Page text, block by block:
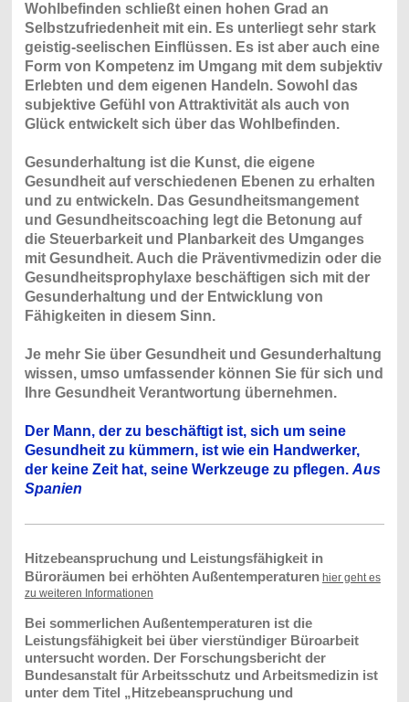
Wohlbefinden schließt einen hohen Grad an
Selbstzufriedenheit mit ein. Es unterliegt sehr stark
geistig-seelischen Einflüssen. Es ist aber auch eine
Form von Kompetenz im Umgang mit dem subjektiv
Erlebten und dem eigenen Handeln. Sowohl das
subjektive Gefühl von Attraktivität als auch von
Glück entwickelt sich über das Wohlbefinden.
Gesunderhaltung ist die Kunst, die eigene
Gesundheit auf verschiedenen Ebenen zu erhalten
und zu entwickeln. Das Gesundheitsmangement
und Gesundheitscoaching legt die Betonung auf
die Steuerbarkeit und Planbarkeit des Umganges
mit Gesundheit. Auch die Präventivmedizin oder die
Gesundheitsprophylaxe beschäftigen sich mit der
Gesunderhaltung und der Entwicklung von
Fähigkeiten in diesem Sinn.
Je mehr Sie über Gesundheit und Gesunderhaltung
wissen, umso umfassender können Sie für sich und
Ihre Gesundheit Verantwortung übernehmen.
Der Mann, der zu beschäftigt ist, sich um seine
Gesundheit zu kümmern, ist wie ein Handwerker,
der keine Zeit hat, seine Werkzeuge zu pflegen. Aus
Spanien
Hitzebeanspruchung und Leistungsfähigkeit in
Büroräumen bei erhöhten Außentemperaturen hier geht es
zu weiteren Informationen
Bei sommerlichen Außentemperaturen ist die
Leistungsfähigkeit bei über vierstündiger Büroarbeit
untersucht worden. Der Forschungsbericht der
Bundesanstalt für Arbeitsschutz und Arbeitsmedizin ist
unter dem Titel „Hitzebeanspruchung und